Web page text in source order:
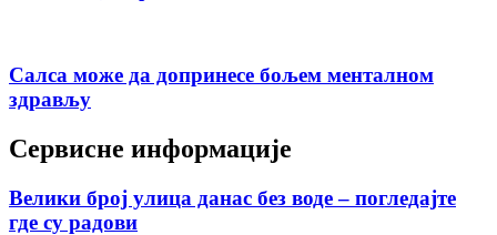
Салса може да допринесе бољем менталном
здрављу
Сервисне информације
Велики број улица данас без воде – погледајте
где су радови